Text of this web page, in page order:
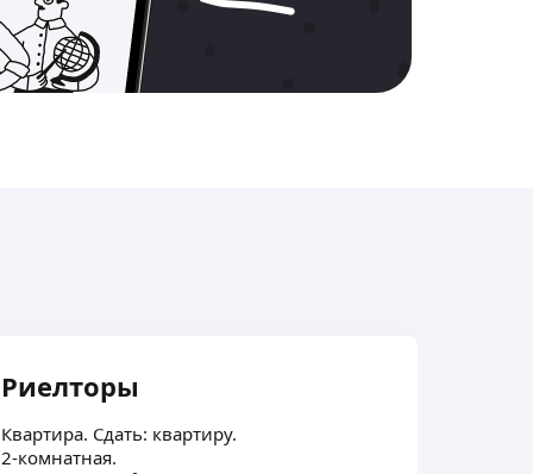
Риелторы
Квартира. Сдать: квартиру.
2-комнатная.